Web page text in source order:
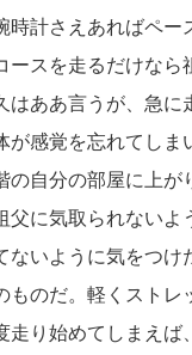
時計さえあればペー
ースを走るだけなら
はああ言うが、急に
が感覚を忘れてしま
自分の部屋に上が
父に気取られないよ
ないように気をつけ
ものだ。軽くストレ
走り始めてしまえば